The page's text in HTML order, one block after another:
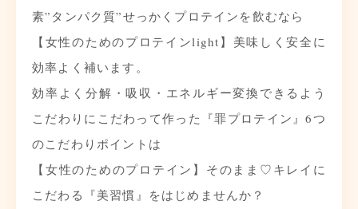
素”タンパク質”せっかくプロテインを飲むなら
【女性のためのプロテインlight】美味しく安全に
効率よく補います。
効率よく分解・吸収・エネルギー変換できるよう
こだわりにこだわって作った『罪プロテイン』6つ
のこだわりポイントは
【女性のためのプロテイン】そのまま♡ キレイに
こだわる『美習慣』をはじめませんか？